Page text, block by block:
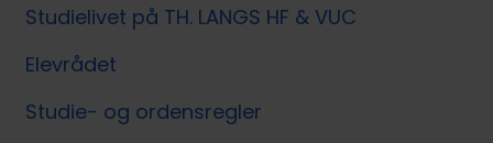
Studielivet på TH. LANGS HF & VUC
Elevrådet
Studie- og ordensregler